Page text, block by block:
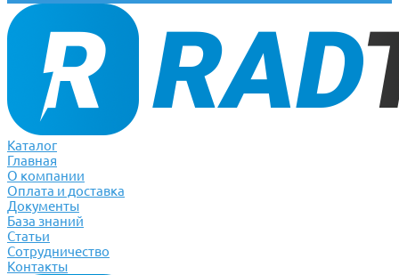
Каталог
Главная
О компании
Оплата и доставка
Документы
База знаний
Статьи
Сотрудничество
Контакты